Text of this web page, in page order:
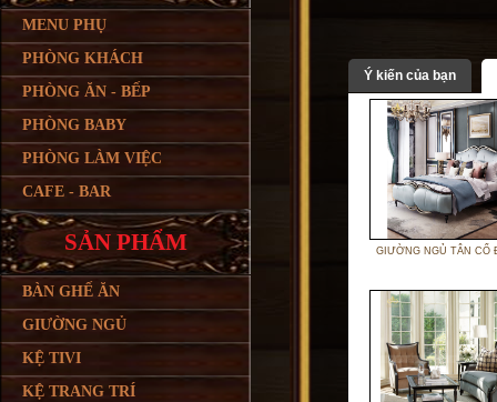
MENU PHỤ
PHÒNG KHÁCH
PHÒNG ĂN - BẾP
PHÒNG BABY
PHÒNG LÀM VIỆC
CAFE - BAR
SẢN PHẨM
BÀN GHẾ ĂN
GIƯỜNG NGỦ
KỆ TIVI
KỆ TRANG TRÍ
Ý kiến của bạn
GIƯỜNG NGỦ TÂN CỔ